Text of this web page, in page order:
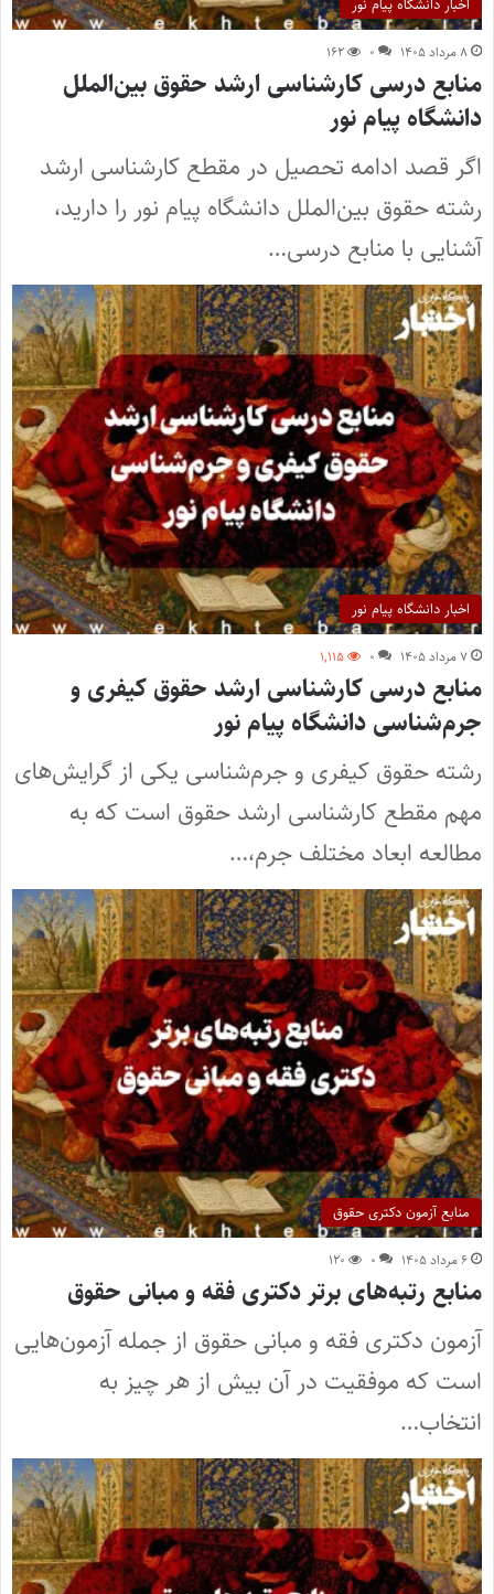
اخبار دانشگاه پیام نور
۸ مرداد ۱۴۰۵ ۰ ۱۶۲
منابع درسی کارشناسی ارشد حقوق بین‌الملل
دانشگاه پیام نور
اگر قصد ادامه تحصیل در مقطع کارشناسی ارشد
رشته حقوق بین‌الملل دانشگاه پیام نور را دارید،
آشنایی با منابع درسی…
اخبار دانشگاه پیام نور
۷ مرداد ۱۴۰۵ ۰ ۱,۱۱۵
منابع درسی کارشناسی ارشد حقوق کیفری و
جرم‌شناسی دانشگاه پیام نور
رشته حقوق کیفری و جرم‌شناسی یکی از گرایش‌های
مهم مقطع کارشناسی ارشد حقوق است که به
مطالعه ابعاد مختلف جرم،…
منابع آزمون دکتری حقوق
۶ مرداد ۱۴۰۵ ۰ ۱۲۰
منابع رتبه‌های برتر دکتری فقه و مبانی حقوق
آزمون دکتری فقه و مبانی حقوق از جمله آزمون‌هایی
است که موفقیت در آن بیش از هر چیز به
انتخاب…